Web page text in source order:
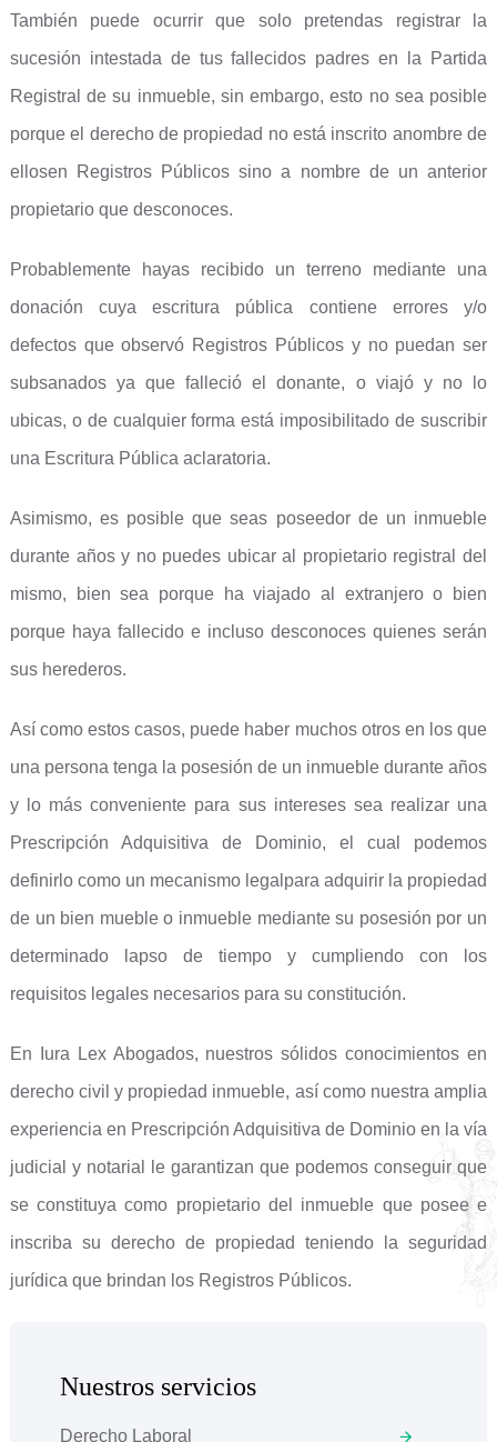
También puede ocurrir que solo pretendas registrar la
sucesión intestada de tus fallecidos padres en la Partida
Registral de su inmueble, sin embargo, esto no sea posible
porque el derecho de propiedad no está inscrito anombre de
ellosen Registros Públicos sino a nombre de un anterior
propietario que desconoces.
Probablemente hayas recibido un terreno mediante una
donación cuya escritura pública contiene errores y/o
defectos que observó Registros Públicos y no puedan ser
subsanados ya que falleció el donante, o viajó y no lo
ubicas, o de cualquier forma está imposibilitado de suscribir
una Escritura Pública aclaratoria.
Asimismo, es posible que seas poseedor de un inmueble
durante años y no puedes ubicar al propietario registral del
mismo, bien sea porque ha viajado al extranjero o bien
porque haya fallecido e incluso desconoces quienes serán
sus herederos.
Así como estos casos, puede haber muchos otros en los que
una persona tenga la posesión de un inmueble durante años
y lo más conveniente para sus intereses sea realizar una
Prescripción Adquisitiva de Dominio, el cual podemos
definirlo como un mecanismo legalpara adquirir la propiedad
de un bien mueble o inmueble mediante su posesión por un
determinado lapso de tiempo y cumpliendo con los
requisitos legales necesarios para su constitución.
En Iura Lex Abogados, nuestros sólidos conocimientos en
derecho civil y propiedad inmueble, así como nuestra amplia
experiencia en Prescripción Adquisitiva de Dominio en la vía
judicial y notarial le garantizan que podemos conseguir que
se constituya como propietario del inmueble que posee e
inscriba su derecho de propiedad teniendo la seguridad
jurídica que brindan los Registros Públicos.
Nuestros servicios
Derecho Laboral